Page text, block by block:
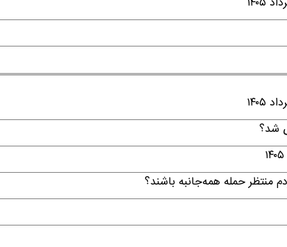
شد؟
منتظر حمله همه‌جانبه باشند؟